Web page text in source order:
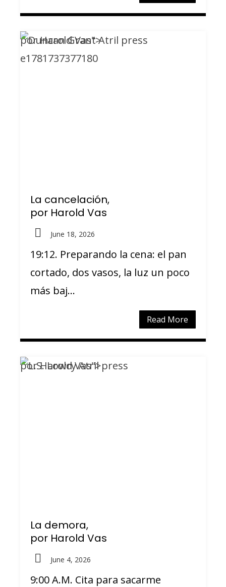
por Harold Vas">
La cancelación,
por Harold Vas
June 18, 2026
19:12. Preparando la cena: el pan
cortado, dos vasos, la luz un poco
más baj...
Read More
por Harold Vas">
La demora,
por Harold Vas
June 4, 2026
9:00 A.M. Cita para sacarme